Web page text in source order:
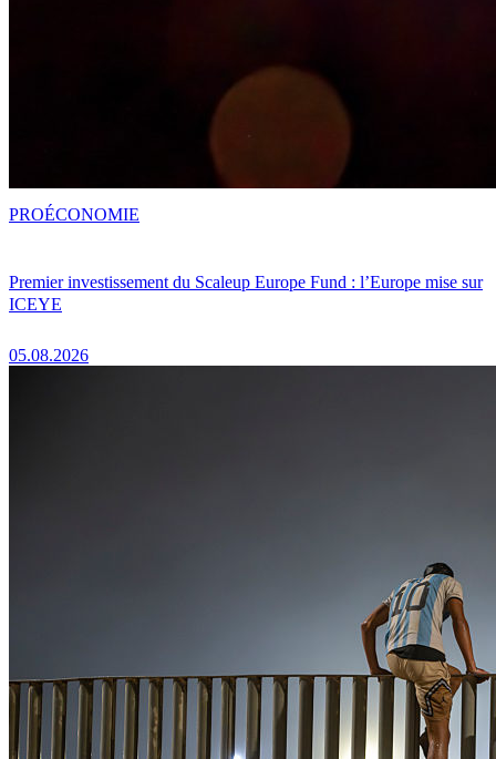
Premier investissement du Scaleup Europe Fund : l’Europe mise sur
ICEYE
05.08.2026
PROÉCONOMIE